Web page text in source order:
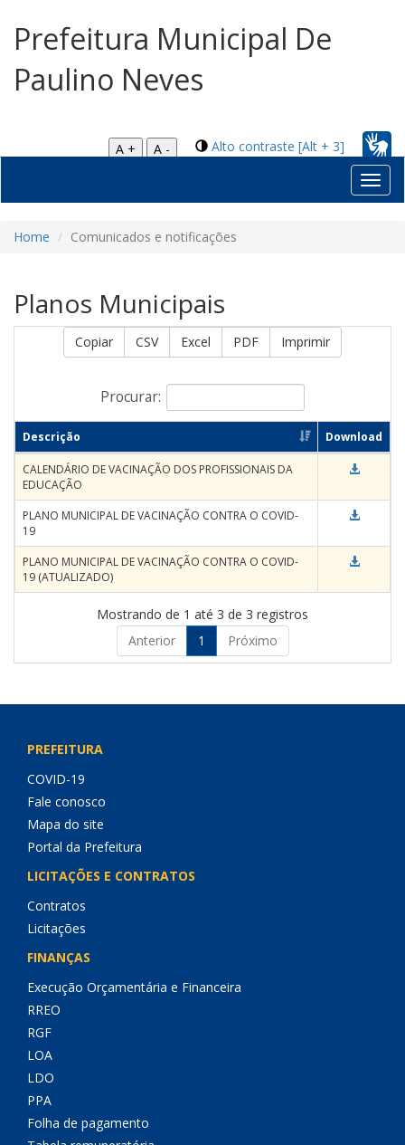
Prefeitura Municipal De
Paulino Neves
Alto contraste [Alt + 3]
A +
A -
Home Comunicados e notificações
Planos Municipais
Copiar CSV Excel PDF Imprimir
Procurar:
Descrição Download
CALENDÁRIO DE VACINAÇÃO DOS PROFISSIONAIS DA
EDUCAÇÃO
PLANO MUNICIPAL DE VACINAÇÃO CONTRA O COVID-
19
PLANO MUNICIPAL DE VACINAÇÃO CONTRA O COVID-
19 (ATUALIZADO)
Mostrando de 1 até 3 de 3 registros
Anterior
1 Próximo
PREFEITURA
COVID-19
Fale conosco
Mapa do site
Portal da Prefeitura
LICITAÇÕES E CONTRATOS
Contratos
Licitações
FINANÇAS
Execução Orçamentária e Financeira
RREO
RGF
LOA
LDO
PPA
Folha de pagamento